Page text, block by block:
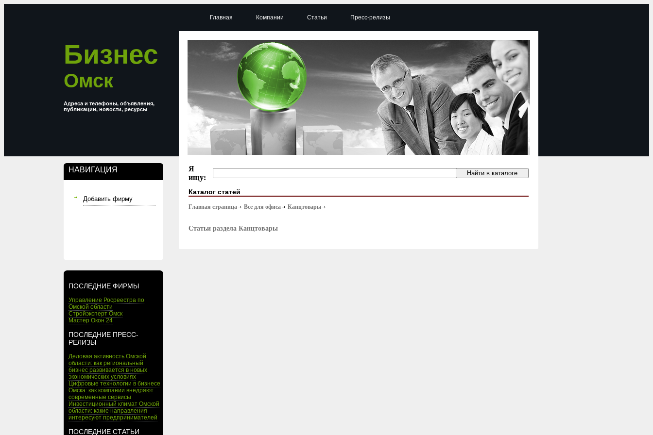
Бизнес
Омск
Адреса и телефоны, объявления,
публикации, новости, ресурсы
НАВИГАЦИЯ
Добавить фирму
ПОСЛЕДНИЕ ФИРМЫ
Управление Росреестра по
Омской области
Стройэксперт Омск
Мастер Окон 24
ПОСЛЕДНИЕ ПРЕСС-
РЕЛИЗЫ
Деловая активность Омской
области: как региональный
бизнес развивается в новых
экономических условиях
Цифровые технологии в бизнесе
Омска: как компании внедряют
современные сервисы
Инвестиционный климат Омской
области: какие направления
интересуют предпринимателей
ПОСЛЕДНИЕ СТАТЬИ
Главная Компании Статьи Пресс-релизы
Я
ищу:
Каталог статей
Главная страница Все для офиса Канцтовары
Статьи раздела Канцтовары